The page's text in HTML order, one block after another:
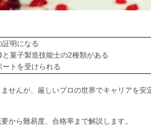
証明になる
菓子製造技能士の2種類がある
トを受けられる
せんが、厳しいプロの世界でキャリアを
から難易度、合格率まで解説します。